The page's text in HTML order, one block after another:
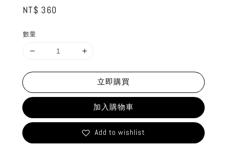
Regular
NT$ 360
數量
立即購買
加入購物車
Add to wishlist